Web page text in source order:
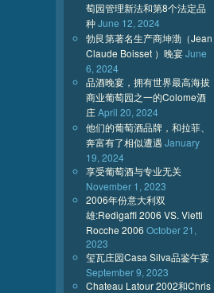
萄园管理新法和第8个法定品
种June 12, 2024
勃艮第著名生产商坤渤（Jean
Claude Boisset ）晚宴June
6, 2024
品酒晚宴，拥有世界最高海拔
商业葡萄园之一的Colome酒
庄April 20, 2024
他们的葡萄酒品牌，和拉菲、
奔富有了相似遭遇 January
19, 2024
享受葡萄酒与专业无关
November 1, 2023
2006年份意大利双
雄:Redigaffi 2006 VS. Vietti
Rocche 2006 October 21,
2023
玺瓦庄园Casa Silva品鉴午宴
September 9, 2023
Chateau Latour 2002和Chris